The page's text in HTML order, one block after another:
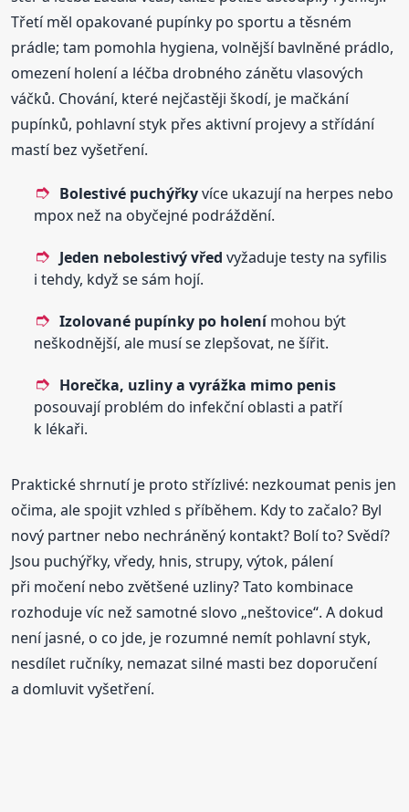
Třetí měl opakované pupínky po sportu a těsném
prádle; tam pomohla hygiena, volnější bavlněné prádlo,
omezení holení a léčba drobného zánětu vlasových
váčků. Chování, které nejčastěji škodí, je mačkání
pupínků, pohlavní styk přes aktivní projevy a střídání
mastí bez vyšetření.
Bolestivé puchýřkyvíce ukazují na herpes nebo
mpox než na obyčejné podráždění.
Jeden nebolestivý vřed vyžaduje testy na syfilis
i tehdy, když se sám hojí.
Izolované pupínky po holenímohou být
neškodnější, ale musí se zlepšovat, ne šířit.
Horečka, uzliny a vyrážka mimo penis
posouvají problém do infekční oblasti a patří
k lékaři.
Praktické shrnutí je proto střízlivé: nezkoumat penis jen
očima, ale spojit vzhled s příběhem. Kdy to začalo? Byl
nový partner nebo nechráněný kontakt? Bolí to? Svědí?
Jsou puchýřky, vředy, hnis, strupy, výtok, pálení
při močení nebo zvětšené uzliny? Tato kombinace
rozhoduje víc než samotné slovo „neštovice“. A dokud
není jasné, o co jde, je rozumné nemít pohlavní styk,
nesdílet ručníky, nemazat silné masti bez doporučení
a domluvit vyšetření.